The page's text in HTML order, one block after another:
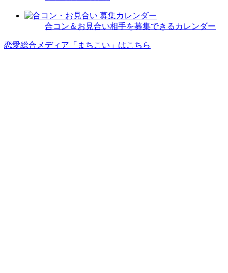
合コン＆お見合い相手を募集できるカレンダー
恋愛総合メディア「まちこい」はこちら